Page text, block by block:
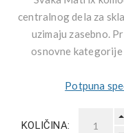
centralnog dela za
uzimaju zasebno.
osnovne
Potpuna
KOLIČINA: